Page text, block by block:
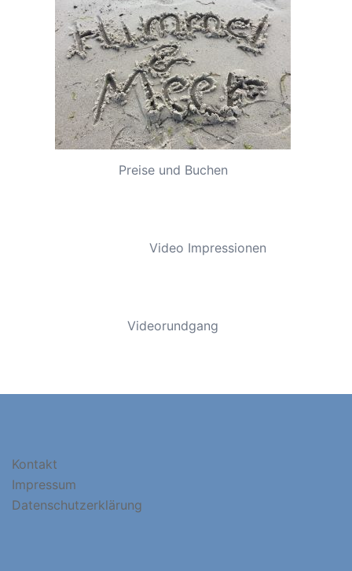
Preise und Buchen
Video Impressionen
Videorundgang
Kontakt
Impressum
Datenschutzerklärung